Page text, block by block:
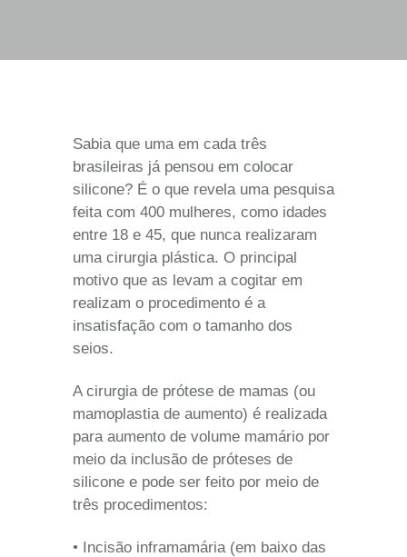
Sabia que uma em cada três
brasileiras já pensou em colocar
silicone? É o que revela uma pesquisa
feita com 400 mulheres, como idades
entre 18 e 45, que nunca realizaram
uma cirurgia plástica. O principal
motivo que as levam a cogitar em
realizam o procedimento é a
insatisfação com o tamanho dos
seios.
A cirurgia de prótese de mamas (ou
mamoplastia de aumento) é realizada
para aumento de volume mamário por
meio da inclusão de próteses de
silicone e pode ser feito por meio de
três procedimentos:
• Incisão inframamária (em baixo das